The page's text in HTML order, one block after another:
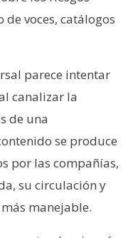
voces, catálogos
parece intentar
canalizar la
de una
se produce
por las compañías,
su circulación y
manejable.